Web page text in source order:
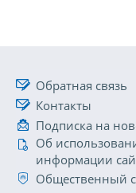
Обратная связь
Контакты
Подписка на
Об
информации
Общественный